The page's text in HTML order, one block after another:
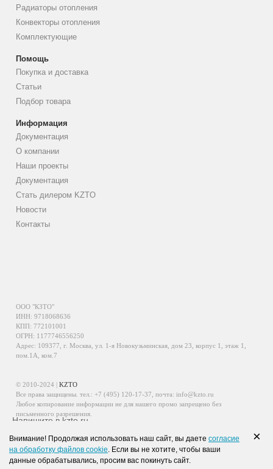
Радиаторы отопления
Конвекторы отопления
Комплектующие
Помощь
Покупка и доставка
Статьи
Подбор товара
Информация
Документация
О компании
Наши проекты
Документация
Стать дилером KZTO
Новости
Контакты
ООО "КЗТО"
ИНН: 9718068636
КПП: 772101001
ОГРН: 1177746556250
Адрес: 109377, г. Москва, ул. 1-я Новокузьминская, дом 23, корпус 1, этаж 1,
пом.1А, ком.7
© 2010-2024 |KZTO
Все права защищены. тел.: +7 (495) 120-17-37 , почта: info@kzto.ru
Любое копирование информации не для нашего промо запрещено без
письменного разрешения.
Информация, размещенная на сайте, не является публичной офертой.
Политика обработки персональных данных
Политика конфиденциальности персональных данных
Напишите в kzto.ru
WhatsApp Telegram
×
Внимание! Продолжая использовать наш сайт, вы даете согласие
на обработку файлов cookie. Если вы не хотите, чтобы ваши
данные обрабатывались, просим вас покинуть сайт.